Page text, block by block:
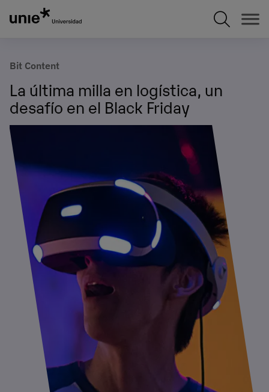
Bit Content
La última milla en logística, un
desafío en el Black Friday